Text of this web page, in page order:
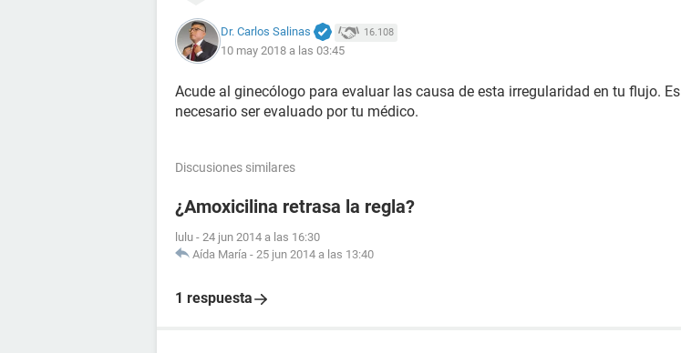
Dr. Carlos Salinas 16.108
10 may 2018 a las 03:45
Acude al ginecólogo para evaluar las causa de esta irregularidad en tu flujo. Es
necesario ser evaluado por tu médico.
Discusiones similares
¿Amoxicilina retrasa la regla?
lulu - 24 jun 2014 a las 16:30
Aída María - 25 jun 2014 a las 13:40
1 respuesta